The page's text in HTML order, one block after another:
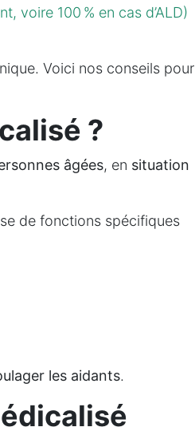
voire 100 % en cas d’ALD)
Voici nos conseils pour
?
âgées, en situation
de fonctions spécifiques
les aidants.